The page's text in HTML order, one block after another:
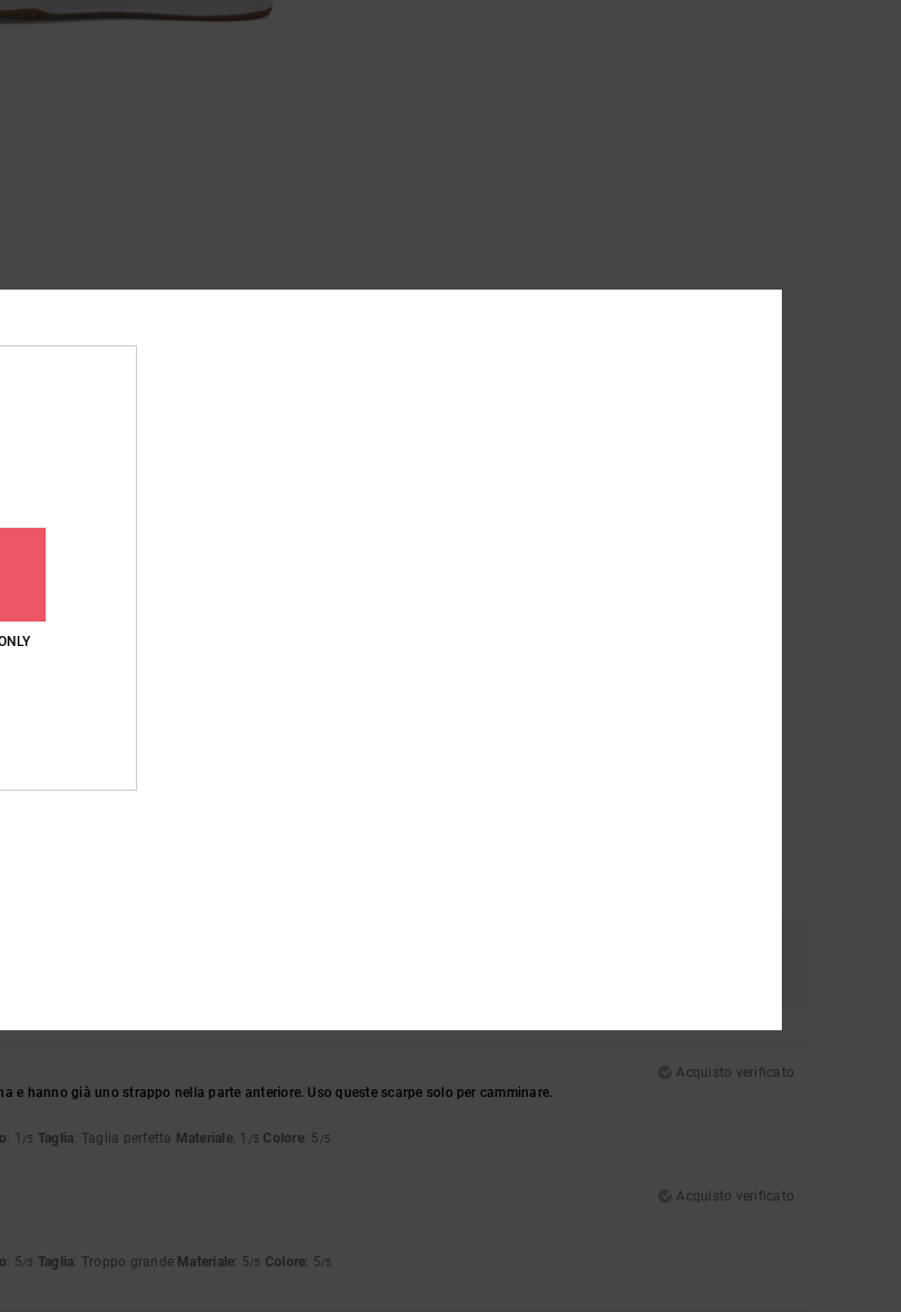
4.8
Acquisto verificato
e hanno già uno strappo nella parte anteriore. Uso queste scarpe solo per camminare.
: 1 /5 Taglia: Taglia perfetta Materiale: 1 /5 Colore: 5 /5
Acquisto verificato
: 5/5 Taglia: Troppo grande Materiale: 5/5 Colore: 5/5